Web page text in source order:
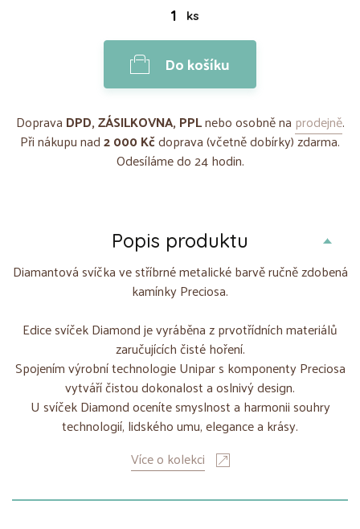
ks
Do košíku
Doprava DPD, ZÁSILKOVNA, PPLnebo osobně na prodejně.
Při nákupu nad2 000 Kčdoprava (včetně dobírky) zdarma.
Odesíláme do 24 hodin.
Popis produktu
Diamantová svíčka ve stříbrné metalické barvě ručně zdobená
kamínky Preciosa.
Edice svíček Diamond je vyráběna z prvotřídních materiálů
zaručujících čisté hoření.
Spojením výrobní technologie Unipar s komponenty Preciosa
vytváří čistou dokonalost a oslnivý design.
U svíček Diamond oceníte smyslnost a harmonii souhry
technologií, lidského umu, elegance a krásy.
Více o kolekci